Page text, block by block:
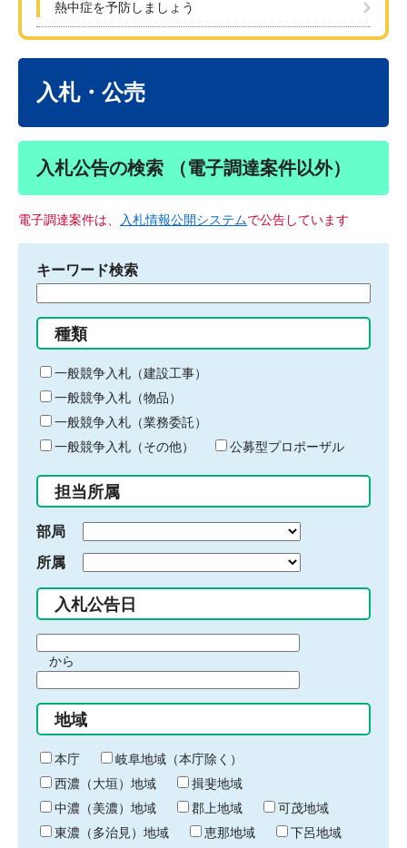
熱中症を予防しましょう
入札・公売
入札公告の検索 （電子調達案件以外）
電子調達案件は、 入札情報公開システムで公告しています
キーワード検索
る
キ
ー
ワ
ー
ド
入
力
種類
一般競争入札（建設工事）
一般競争入札（物品）
一般競争入札（業務委託）
一般競争入札（その他）
公募型プロポーザル
担当所属
部局
所属
入札公告日
間
始
り
から
間
終
わ
り
地域
本庁
岐阜地域（本庁除く）
西濃（大垣）地域
揖斐地域
中濃（美濃）地域
郡上地域
可茂地域
東濃（多治見）地域
恵那地域
下呂地域